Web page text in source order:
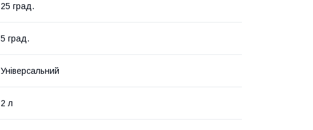
25 град.
5 град.
Універсальний
2 л